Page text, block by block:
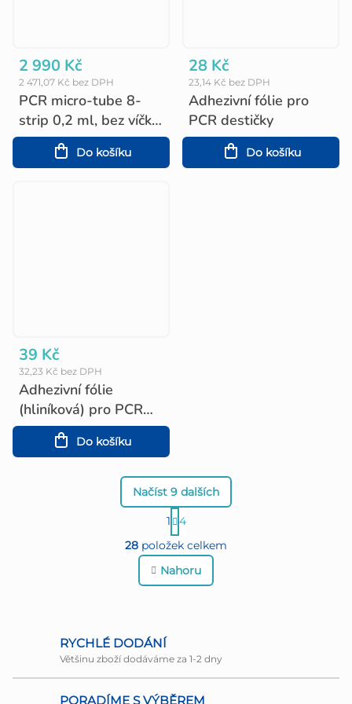
PCR micro-tube 8-
strip 0,2 ml, bez víčka
(125 ks)
2 471,07 Kč bez DPH
2 990 Kč
Do košíku
Adhezivní fólie pro
PCR destičky
23,14 Kč bez DPH
28 Kč
Do košíku
Adhezivní fólie
(hliníková) pro PCR
destičky
32,23 Kč bez DPH
39 Kč
Do košíku
O
v
l
a
c
Načíst 9 dalších
S
t
r
á
o
v
1
4
28 položek celkem
Nahoru
RYCHLÉ DODÁNÍ
Většinu zboží dodáváme za 1-2 dny
PORADÍME S VÝBĚREM